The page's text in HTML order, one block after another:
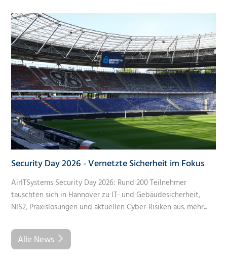
Security Day 2026 - Vernetzte Sicherheit im Fokus
AirITSystems Security Day 2026: Rund 200 Teilnehmer
tauschten sich in Hannover zu IT- und Gebäudesicherheit,
NIS2, Praxislösungen und aktuellen Cyber-Risiken aus. mehr...
Alle News